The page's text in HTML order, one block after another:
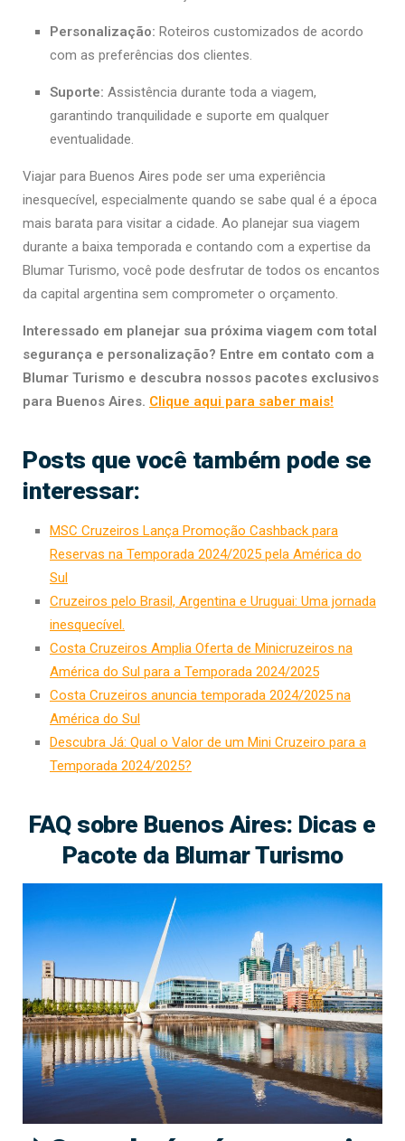
Personalização: Roteiros customizados de acordo
com as preferências dos clientes.
Suporte: Assistência durante toda a viagem,
garantindo tranquilidade e suporte em qualquer
eventualidade.
Viajar para Buenos Aires pode ser uma experiência
inesquecível, especialmente quando se sabe qual é a época
mais barata para visitar a cidade. Ao planejar sua viagem
durante a baixa temporada e contando com a expertise da
Blumar Turismo, você pode desfrutar de todos os encantos
da capital argentina sem comprometer o orçamento.
Interessado em planejar sua próxima viagem com total
segurança e personalização? Entre em contato com a
Blumar Turismo e descubra nossos pacotes exclusivos
para Buenos Aires. Clique aqui para saber mais!
Posts que você também pode se
interessar:
MSC Cruzeiros Lança Promoção Cashback para
Reservas na Temporada 2024/2025 pela América do
Sul
Cruzeiros pelo Brasil, Argentina e Uruguai: Uma jornada
inesquecível.
Costa Cruzeiros Amplia Oferta de Minicruzeiros na
América do Sul para a Temporada 2024/2025
Costa Cruzeiros anuncia temporada 2024/2025 na
América do Sul
Descubra Já: Qual o Valor de um Mini Cruzeiro para a
Temporada 2024/2025?
FAQ sobre Buenos Aires: Dicas e
Pacote da Blumar Turismo